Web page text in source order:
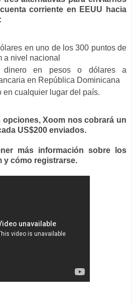
corriente en EEUU hacia
en uno de los 300 puntos de
a nivel nacional
dinero en pesos o dólares a
en República Dominicana
en cualquier lugar del país.
opciones, Xoom nos cobrará un
US$200 enviados.
más información sobre los
y cómo registrarse.